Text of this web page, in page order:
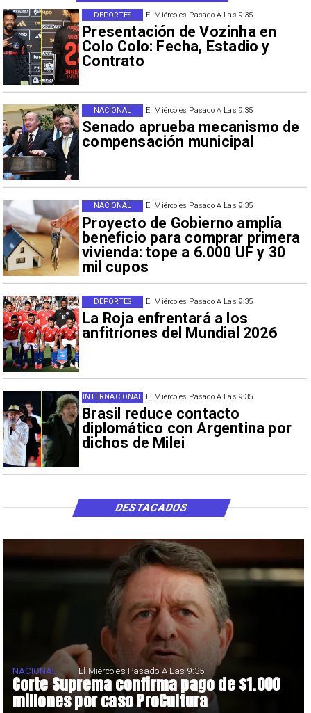
El Miércoles Pasado A Las 9:35
Presentación de Vozinha en
Colo Colo: Fecha, Estadio y
Contrato
DEPORTES
El Miércoles Pasado A Las 9:35
Senado aprueba mecanismo de
compensación municipal
NACIONAL
El Miércoles Pasado A Las 9:35
Proyecto de Gobierno amplía
beneficio para comprar primera
vivienda: tope a 6.000 UF y 30
mil cupos
NACIONAL
El Miércoles Pasado A Las 9:35
La Roja enfrentará a los
anfitriones del Mundial 2026
DEPORTES
El Miércoles Pasado A Las 9:35
Brasil reduce contacto
diplomático con Argentina por
dichos de Milei
INTERNACIONAL
Corte Suprema confirma pago de $1.000
millones por caso ProCultura
NACIONAL El Miércoles Pasado A Las 9:35
DESTACADOS